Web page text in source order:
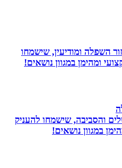
ומודיעין, שישמחו
ומהימן במגוון נושאים!
והסביבה, שישמחו להעניק
במגוון נושאים!